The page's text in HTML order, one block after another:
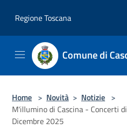
Regione Toscana
Comune di
Home > Novità > Notizie >
M'illumino di Cascina - Concerti
Dicembre 2025